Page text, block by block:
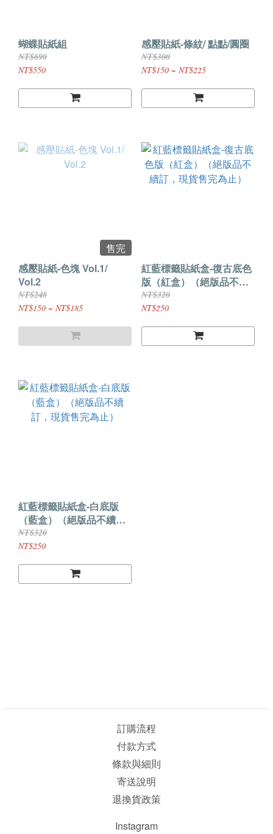
蝴蝶貼紙組
NT$690
NT$550
感壓貼紙-條紋/ 點點/圓圈
NT$300
NT$150 ~ NT$225
售完
感壓貼紙-色塊 Vol.1/
Vol.2
NT$248
NT$150 ~ NT$185
紅藍標籤貼紙盒-復古底色
版（紅盒）（絕版品不續
訂，現貨售完為止）
NT$320
NT$250
紅藍標籤貼紙盒-白底版
（藍盒）（絕版品不續
訂，現貨售完為止）
NT$320
NT$250
訂購流程
付款方式
條款與細則
寄送說明
退換貨政策
Instagram